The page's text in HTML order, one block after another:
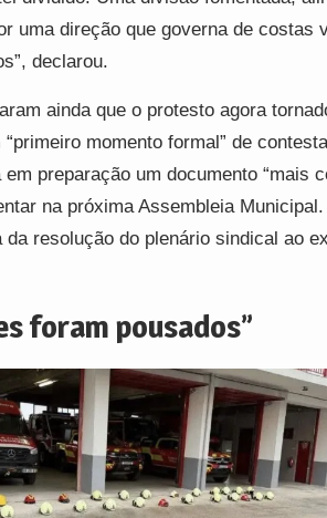
uma direção que governa de costas
declarou.
ainda que o protesto agora
momento formal” de
preparação um documento “mais
na próxima Assembleia
da resolução do plenário sindical ao
foram pousados”